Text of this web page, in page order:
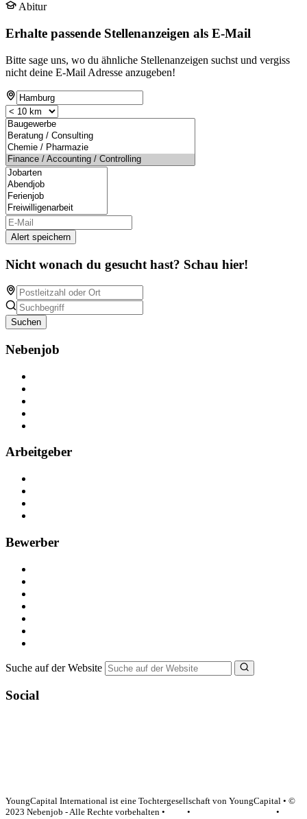
Abitur
Erhalte passende Stellenanzeigen als E-Mail
Bitte sage uns, wo du ähnliche Stellenanzeigen suchst und vergiss
nicht deine E-Mail Adresse anzugeben!
Alert speichern
Nicht wonach du gesucht hast? Schau hier!
Suchen
Nebenjob
Arbeitgeber
Bewerber
Suche auf der Website
Social
YoungCapital International ist eine Tochtergesellschaft von YoungCapital • ©
2023 Nebenjob - Alle Rechte vorbehalten •
•
•